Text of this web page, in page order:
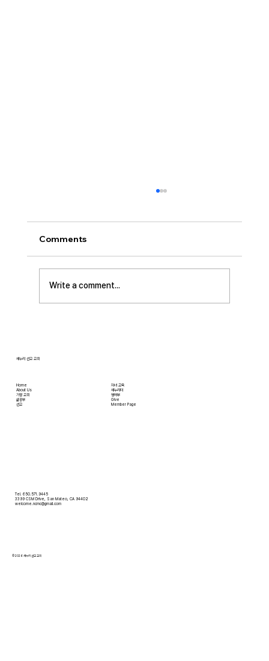
• 서대석 목자 단기 선교 8월 1일부터 13일까지
이스라엘 단기 선교를 다녀옵니다. 관심과 기도
평신도 세미나가 어스틴 늘푸른교회에서 9월 25
일부터 27일까지 있습니다. 등록마감은 8월 7일
Comments
Write a comment...
Home
About Us
​가정 교회
​삶공부
​선교
자녀 교육
새누리터
영어부
Give
Member Page
Tel. 650.571.9445
3399 CSM Drive, San Mateo, CA 94402
welcome.ncmc@gmail.com
© 2026 새누리 선교 교회
새누리 선교 교회